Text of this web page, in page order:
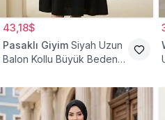
43,18$
Pasaklı Giyim Siyah Uzun
Balon Kollu Büyük Beden